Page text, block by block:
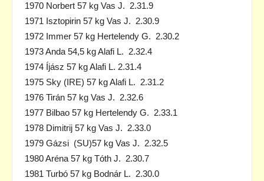
1970 Norbert 57 kg Vas J. 2.31.9
1971 Isztopirin 57 kg Vas J. 2.30.9
1972 Immer 57 kg Hertelendy G. 2.30.2
1973 Anda 54,5 kg Alafi L. 2.32.4
1974 Íjász 57 kg Alafi L. 2.31.4
1975 Sky (IRE) 57 kg Alafi L. 2.31.2
1976 Tirán 57 kg Vas J. 2.32.6
1977 Bilbao 57 kg Hertelendy G. 2.33.1
1978 Dimitrij 57 kg Vas J. 2.33.0
1979 Gázsi (SU)57 kg Vas J. 2.32.5
1980 Aréna 57 kg Tóth J. 2.30.7
1981 Turbó 57 kg Bodnár L. 2.30.0